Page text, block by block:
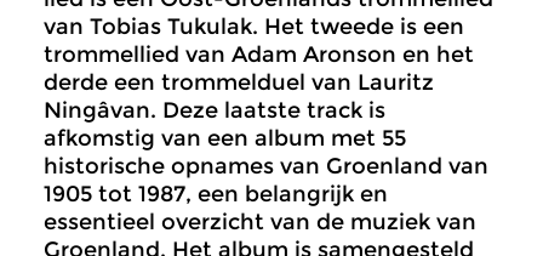
van Tobias Tukulak. Het tweede is een
trommellied van Adam Aronson en het
derde een trommelduel van Lauritz
Ningâvan. Deze laatste track is
afkomstig van een album met 55
historische opnames van Groenland van
1905 tot 1987, een belangrijk en
essentieel overzicht van de muziek van
Groenland. Het album is samengesteld